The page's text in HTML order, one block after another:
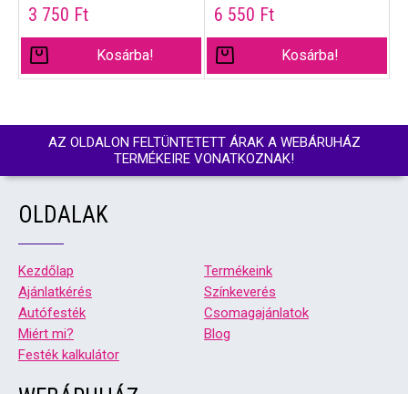
3 750 Ft
Kosárba!
6 550 Ft
Kosárba!
AZ OLDALON FELTÜNTETETT ÁRAK A WEBÁRUHÁZ
TERMÉKEIRE VONATKOZNAK!
OLDALAK
Kezdőlap
Termékeink
Ajánlatkérés
Színkeverés
Autófesték
Csomagajánlatok
Miért mi?
Blog
Festék kalkulátor